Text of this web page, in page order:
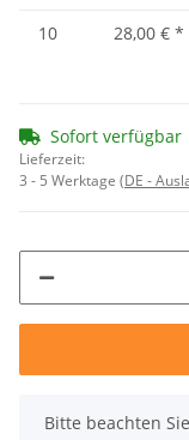
10
28,00 € *
Sofort verfügbar
Lieferzeit:
3 - 5 Werktage (DE -
x
Bitte beachten